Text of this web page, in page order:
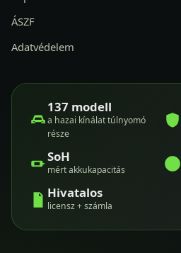
ÁSZF
Adatvédelem
137 modell
a hazai kínálat túlnyomó
része
SoH
mért akkukapacitás
Hivatalos
licensz + számla